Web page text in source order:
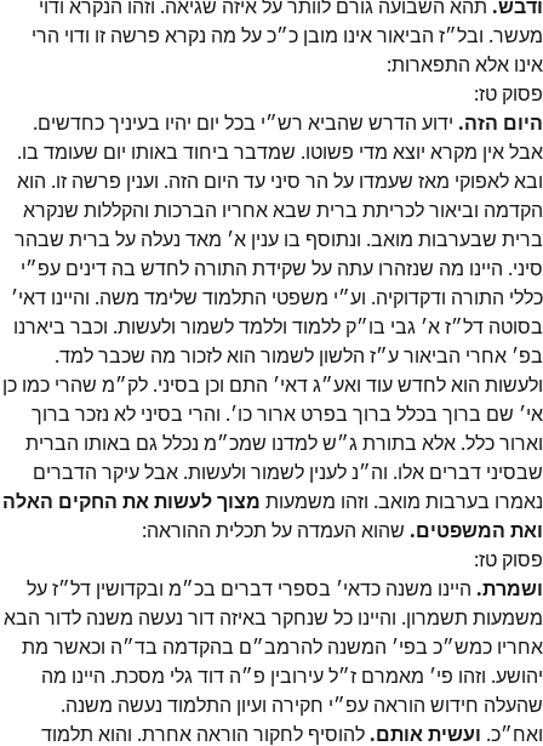
ודבש. תהא השבועה גורם לוותר על איזה שגיאה. וזהו הנקרא ודוי
מעשר. ובל״ז הביאור אינו מובן כ״כ על מה נקרא פרשה זו ודוי הרי
אינו אלא התפארות:
פסוק טז:
היום הזה. ידוע הדרש שהביא רש״י בכל יום יהיו בעיניך כחדשים.
אבל אין מקרא יוצא מדי פשוטו. שמדבר ביחוד באותו יום שעומד בו.
ובא לאפוקי מאז שעמדו על הר סיני עד היום הזה. וענין פרשה זו. הוא
הקדמה וביאור לכריתת ברית שבא אחריו הברכות והקללות שנקרא
ברית שבערבות מואב. ונתוסף בו ענין א׳ מאד נעלה על ברית שבהר
סיני. היינו מה שנזהרו עתה על שקידת התורה לחדש בה דינים עפ״י
כללי התורה ודקדוקיה. וע״י משפטי התלמוד שלימד משה. והיינו דאי׳
בסוטה דל״ז א׳ גבי בו״ק ללמוד וללמד לשמור ולעשות. וכבר ביארנו
בפ׳ אחרי הביאור ע״ז הלשון לשמור הוא לזכור מה שכבר למד.
ולעשות הוא לחדש עוד ואע״ג דאי׳ התם וכן בסיני. לק״מ שהרי כמו כן
אי׳ שם ברוך בכלל ברוך בפרט ארור כו׳. והרי בסיני לא נזכר ברוך
וארור כלל. אלא בתורת ג״ש למדנו שמכ״מ נכלל גם באותו הברית
שבסיני דברים אלו. וה״נ לענין לשמור ולעשות. אבל עיקר הדברים
נאמרו בערבות מואב. וזהו משמעות מצוך לעשות את החקים האלה
ואת המשפטים. שהוא העמדה על תכלית ההוראה:
פסוק טז:
ושמרת. היינו משנה כדאי׳ בספרי דברים בכ״מ ובקדושין דל״ז על
משמעות תשמרון. והיינו כל שנחקר באיזה דור נעשה משנה לדור הבא
אחריו כמש״כ בפי׳ המשנה להרמב״ם בהקדמה בד״ה וכאשר מת
יהושע. וזהו פי׳ מאמרם ז״ל עירובין פ״ה דוד גלי מסכת. היינו מה
שהעלה חידוש הוראה עפ״י חקירה ועיון התלמוד נעשה משנה.
ואח״כ. ועשית אותם. להוסיף לחקור הוראה אחרת. והוא תלמוד